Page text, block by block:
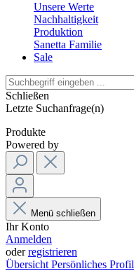
Unsere Werte
Nachhaltigkeit
Produktion
Sanetta Familie
Sale
Schließen
Letzte Suchanfrage(n)
Produkte
Powered by
Menü schließen
Ihr Konto
Anmelden
oderregistrieren
Übersicht Persönliches Profil